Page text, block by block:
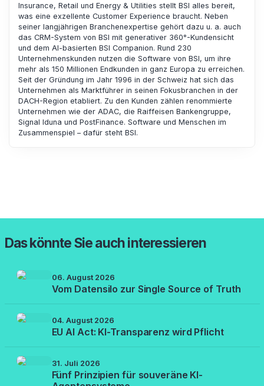
Insurance, Retail und Energy & Utilities stellt BSI alles bereit,
was eine exzellente Customer Experience braucht. Neben
seiner langjährigen Branchenexpertise gehört dazu u. a. auch
das CRM-System von BSI mit generativer 360°-Kundensicht
und dem AI-basierten BSI Companion. Rund 230
Unternehmenskunden nutzen die Software von BSI, um ihre
mehr als 150 Millionen Endkunden in ganz Europa zu erreichen.
Seit der Gründung im Jahr 1996 in der Schweiz hat sich das
Unternehmen als Marktführer in seinen Fokusbranchen in der
DACH-Region etabliert. Zu den Kunden zählen renommierte
Unternehmen wie der ADAC, die Raiffeisen Bankengruppe,
Signal Iduna und PostFinance. Software und Menschen im
Zusammenspiel – dafür steht BSI.
Das könnte Sie auch interessieren
06. August 2026
Vom Datensilo zur Single Source of Truth
04. August 2026
EU AI Act: KI-Transparenz wird Pflicht
31. Juli 2026
Fünf Prinzipien für souveräne KI-